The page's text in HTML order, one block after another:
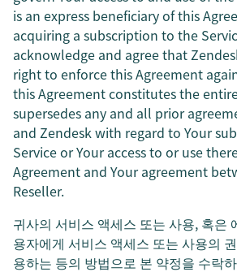
is an express beneficiary of this
acquiring a subscription to the
acknowledge and agree that
right to enforce this Agreement
this Agreement constitutes the
supersedes any and all prior
and Zendesk with regard to Your
Service or Your access to or use
Agreement and Your agreement
Reseller.
귀사의 서비스 액세스 또는 사용, 혹은
용자에게 서비스 액세스 또는 사용의
용하는 등의 방법으로 본 약정을 수락